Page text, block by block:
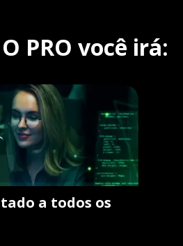
PRO você irá:
a todos os